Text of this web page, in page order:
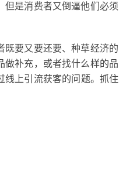
但是消费者又倒逼他们必须
既要又要还要、种草经济的
做补充，或者找什么样的品
线上引流获客的问题。抓住